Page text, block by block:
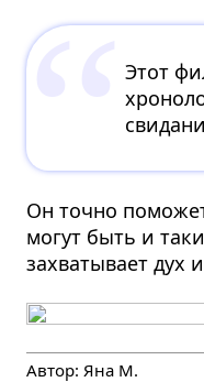
Этот
Он точно
могут быть и
захватывает дух
Автор: Яна М.